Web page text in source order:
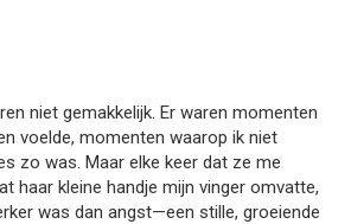
niet gemakkelijk. Er waren momenten
voelde, momenten waarop ik niet
zo was. Maar elke keer dat ze me
haar kleine handje mijn vinger omvatte,
was dan angst—een stille, groeiende